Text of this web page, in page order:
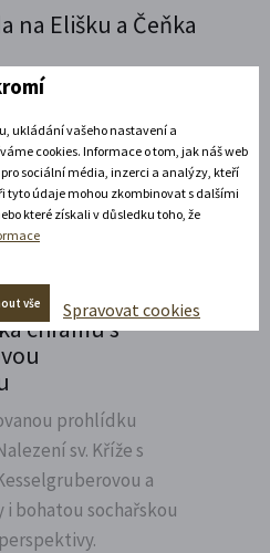
na Elišku a Čeňka
v Litomyšli a
českou závodnici,
chrámu s
prohlídku
sv. Kříže s
a
bohatou sochařskou
ukládání vašeho nastavení a
cookies. Informace o tom, jak náš web
sociální média, inzerci a analýzy, kteří
tyto údaje mohou zkombinovat s dalšími
které získali v důsledku toho, že
vše Spravovat cookies